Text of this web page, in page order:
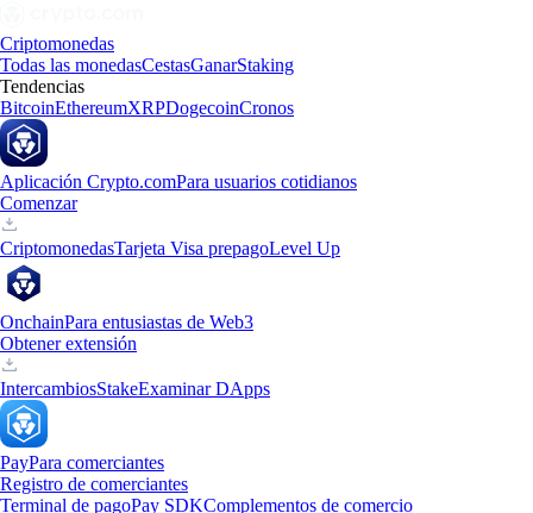
Criptomonedas
Todas las monedasCestasGanarStaking
Tendencias
BitcoinEthereumXRPDogecoinCronos
Aplicación Crypto.comPara usuarios cotidianos
Comenzar
CriptomonedasTarjeta Visa prepagoLevel Up
OnchainPara entusiastas de Web3
Obtener extensión
IntercambiosStakeExaminar DApps
PayPara comerciantes
Registro de comerciantes
Terminal de pagoPay SDKComplementos de comercio